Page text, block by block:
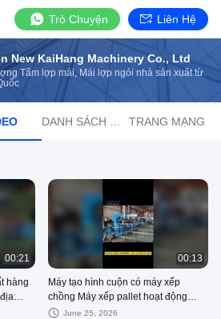
Trò Chuyện Liên Hệ
New KaiHang Machinery Co., Ltd
Tấm lợp mái, Mái lợp ngói nhà sản xuất từ
TRANG MẠNG
00:21
hàng
00:13
Máy tạo hình cuộn có máy xếp
chồng Máy xếp pallet hoạt động
phối hợp - hợp tác, làm việc dễ
June 25, 2026